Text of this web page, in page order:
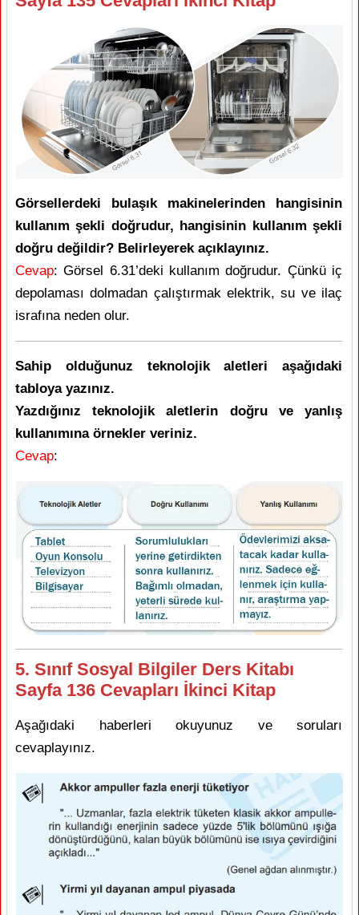
Görsellerdeki bulaşık makinelerinden hangisinin
kullanım şekli doğrudur, hangisinin kullanım şekli
doğru değildir? Belirleyerek açıklayınız.
Cevap: Görsel 6.31’deki kullanım doğrudur. Çünkü iç
depolaması dolmadan çalıştırmak elektrik, su ve ilaç
israfına neden olur.
Sahip olduğunuz teknolojik aletleri aşağıdaki
tabloya yazınız.
Yazdığınız teknolojik aletlerin doğru ve yanlış
kullanımına örnekler veriniz.
Cevap:
5. Sınıf Sosyal Bilgiler Ders Kitabı
Sayfa 136 Cevapları İkinci Kitap
Aşağıdaki haberleri okuyunuz ve soruları
cevaplayınız.